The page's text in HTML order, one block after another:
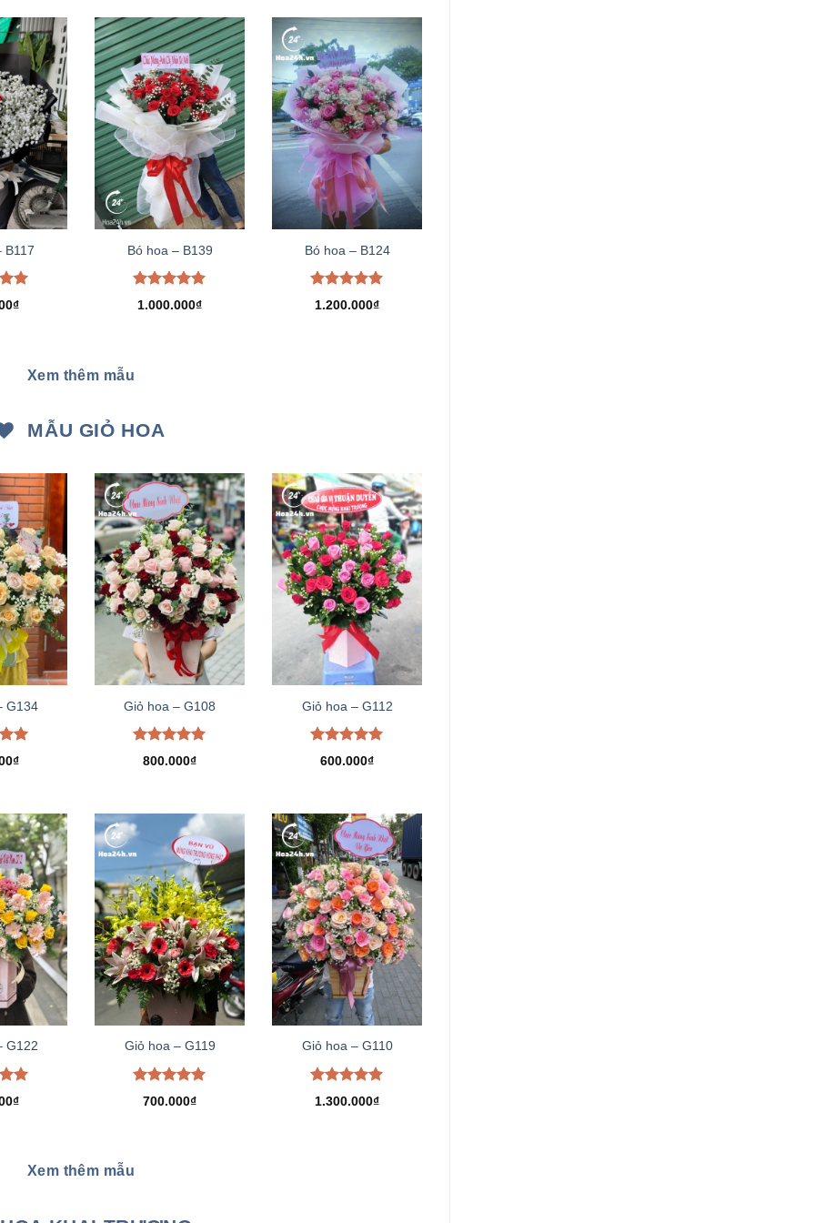
B117
₫
Bó hoa – B139
Được xếp
hạng5.00
1.000.000₫
Bó hoa – B124
Được xếp
hạng5.00
1.200.000₫
Xem thêm mẫu
MẪU GIỎ HOA
G134
₫
Giỏ hoa – G108
Được xếp
hạng5.00
800.000₫
Giỏ hoa – G112
Được xếp
hạng5.00
600.000₫
G122
₫
Giỏ hoa – G119
Được xếp
hạng5.00
700.000₫
Giỏ hoa – G110
Được xếp
hạng5.00
1.300.000₫
Xem thêm mẫu